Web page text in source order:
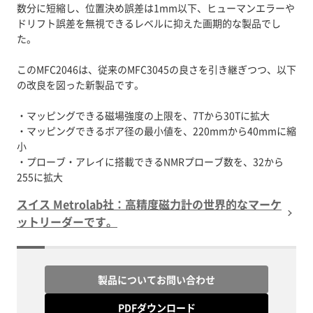
数分に短縮し、位置決め誤差は1mm以下、ヒューマンエラーや
ドリフト誤差を無視できるレベルに抑えた画期的な製品でし
た。
このMFC2046は、従来のMFC3045の良さを引き継ぎつつ、以下
の改良を図った新製品です。
・マッピングできる磁場強度の上限を、7Tから30Tに拡大
・マッピングできるボア径の最小値を、220mmから40mmに縮
小
・プローブ・アレイに搭載できるNMRプローブ数を、32から
255に拡大
スイス Metrolab社：高精度磁力計の世界的なマーケ
ットリーダーです。
製品についてお問い合わせ
PDFダウンロード